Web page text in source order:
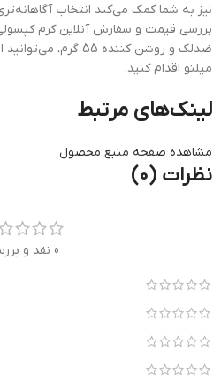
نیز به شما کمک می‌کند انتخاب
ضدلک و روشن کننده 55
میلنو اقدام کنید.
لینک‌های مرتبط
مشاهده صفحه منبع محصول
نظرات (0)
0 نقد و بررسی